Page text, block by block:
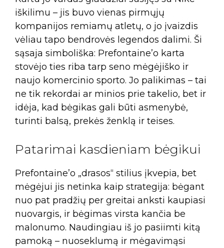
iškilimu – jis buvo vienas pirmųjų
kompanijos remiamų atletų, o jo įvaizdis
vėliau tapo bendrovės legendos dalimi. Ši
sąsaja simboliška: Prefontaine’o karta
stovėjo ties riba tarp seno mėgėjiško ir
naujo komercinio sporto. Jo palikimas – tai
ne tik rekordai ar minios prie takelio, bet ir
idėja, kad bėgikas gali būti asmenybė,
turinti balsą, prekės ženklą ir teises.
Patarimai kasdieniam bėgikui
Prefontaine’o „drasos“ stilius įkvepia, bet
mėgėjui jis netinka kaip strategija: bėgant
nuo pat pradžių per greitai anksti kaupiasi
nuovargis, ir bėgimas virsta kančia be
malonumo. Naudingiau iš jo pasiimti kitą
pamoką – nuoseklumą ir mėgavimąsi